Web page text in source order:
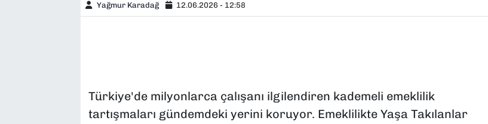
Yağmur Karadağ 12.06.2026 - 12:58
Türkiye'de milyonlarca çalışanı ilgilendiren kademeli emeklilik
tartışmaları gündemdeki yerini koruyor. Emeklilikte Yaşa Takılanlar